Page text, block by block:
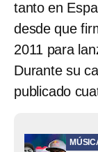
tanto en
desde que
2011 para
Durante su
publicado